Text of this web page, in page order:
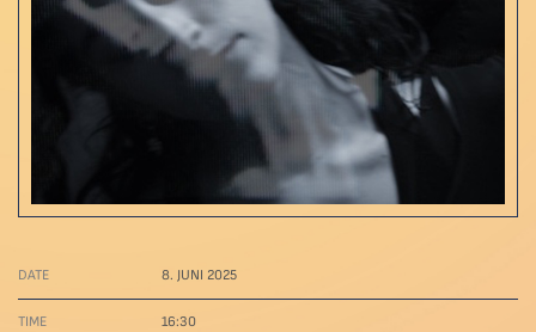
DATE 8. JUNI 2025
TIME 16:30